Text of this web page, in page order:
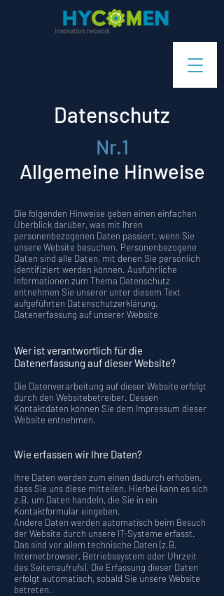
Datenschutz
Nr.1
Allgemeine Hinweise
Die folgenden Hinweise geben einen einfachen
Überblick darüber, was mit Ihren
personenbezogenen Daten passiert, wenn Sie
unsere Website besuchen. Personenbezogene
Daten sind alle Daten, mit denen Sie persönlich
identifiziert werden können. Ausführliche
Informationen zum Thema Datenschutz
entnehmen Sie unserer unter diesem Text
aufgeführten Datenschutzerklärung.
Datenerfassung auf unserer Website
Wer ist verantwortlich für die
Datenerfassung auf dieser Website?
Die Datenverarbeitung auf dieser Website erfolgt
durch den Websitebetreiber. Dessen
Kontaktdaten können Sie dem Impressum dieser
Website entnehmen.
Wie erfassen wir Ihre Daten?
Ihre Daten werden zum einen dadurch erhoben,
dass Sie uns diese mitteilen. Hierbei kann es sich
z.B. um Daten handeln, die Sie in ein
Kontaktformular eingeben.
Andere Daten werden automatisch beim Besuch
der Website durch unsere IT-Systeme erfasst.
Das sind vor allem technische Daten (z.B.
Internetbrowser, Betriebssystem oder Uhrzeit
des Seitenaufrufs). Die Erfassung dieser Daten
erfolgt automatisch, sobald Sie unsere Website
betreten.